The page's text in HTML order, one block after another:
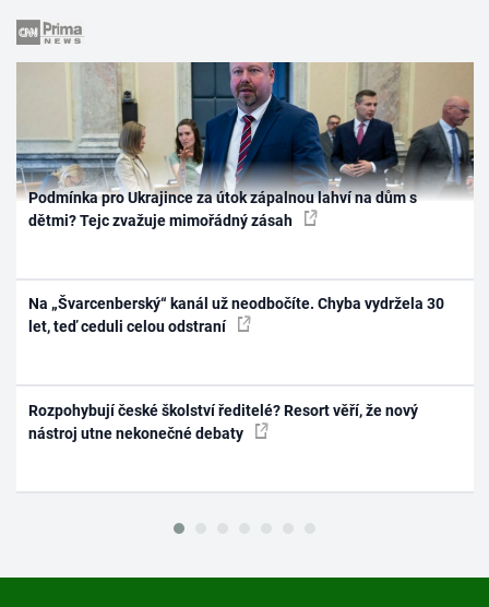
Podmínka pro Ukrajince za útok zápalnou lahví na dům s
dětmi? Tejc zvažuje mimořádný zásah
Na „Švarcenberský“ kanál už neodbočíte. Chyba vydržela 30
let, teď ceduli celou odstraní
Rozpohybují české školství ředitelé? Resort věří, že nový
nástroj utne nekonečné debaty